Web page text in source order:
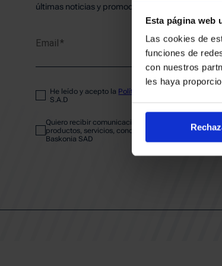
Esta página web
Las cookies de
funciones de
con nuestros
les haya
CLUB
últimas noticias y promociones del club.
Email
He leído y acepto la Política de privacidad
S.A.D
Quiero recibir comunicaciones electrónicas sobre
productos, servicios, concursos, ofertas y/o
Baskonia SAD